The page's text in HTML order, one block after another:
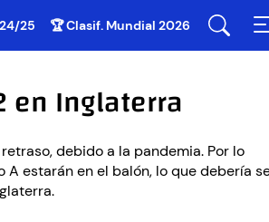
25 🏆 Clasif. Mundial 2026
en Inglaterra
debido a la pandemia. Por lo
A estarán en el balón, lo que debería